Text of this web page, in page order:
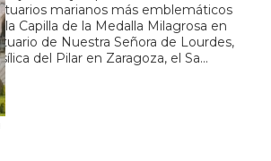
marianos más emblemáticos
Capilla de la Medalla Milagrosa en
de Nuestra Señora de Lourdes,
del Pilar en Zaragoza, el Sa...